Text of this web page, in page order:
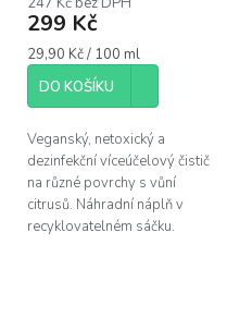
299 Kč
Měrná
cena:
29,90 Kč / 100 ml
DO KOŠÍKU
Veganský, netoxický a
dezinfekční víceúčelový čistič
na různé povrchy s vůní
citrusů. Náhradní náplň v
recyklovatelném sáčku.